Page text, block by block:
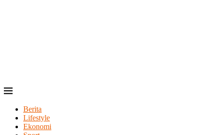
Berita
Lifestyle
Ekonomi